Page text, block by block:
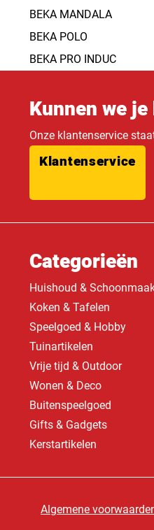
BEKA MANDALA
BEKA POLO
BEKA PRO INDUC
Kunnen we
Onze klantenservice
Klantenservice
Categorieën
Huishoud &
Koken & Tafelen
Speelgoed & Hobby
Tuinartikelen
Vrije tijd & Outdoor
Wonen & Deco
Buitenspeelgoed
Gifts & Gadgets
Kerstartikelen
Algemene